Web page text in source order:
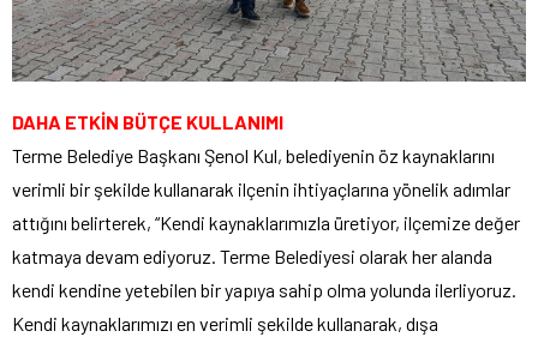
DAHA ETKİN BÜTÇE KULLANIMI
Terme Belediye Başkanı Şenol Kul, belediyenin öz kaynaklarını
verimli bir şekilde kullanarak ilçenin ihtiyaçlarına yönelik adımlar
attığını belirterek, “Kendi kaynaklarımızla üretiyor, ilçemize değer
katmaya devam ediyoruz. Terme Belediyesi olarak her alanda
kendi kendine yetebilen bir yapıya sahip olma yolunda ilerliyoruz.
Kendi kaynaklarımızı en verimli şekilde kullanarak, dışa